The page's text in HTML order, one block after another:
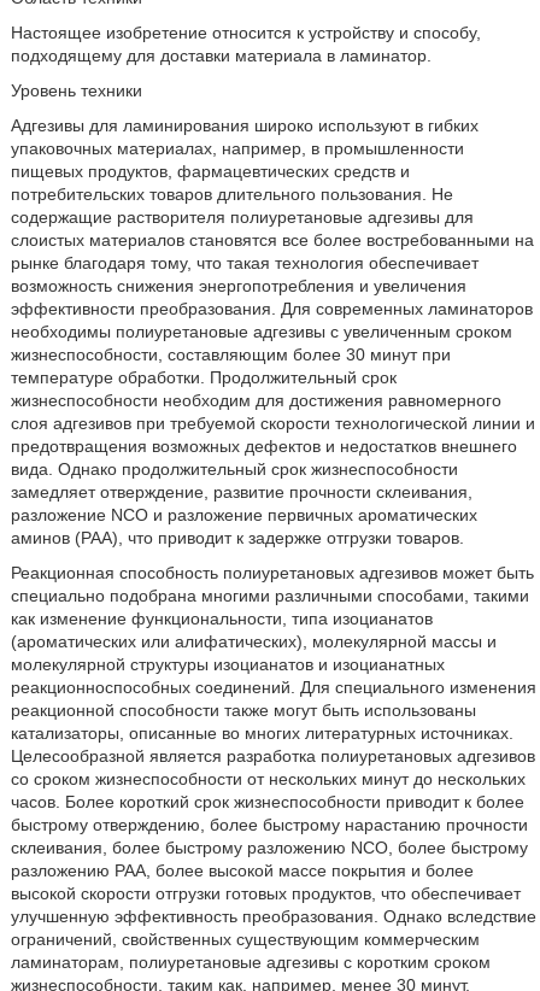
Настоящее изобретение относится к устройству и способу,
подходящему для доставки материала в ламинатор.
Уровень техники
Адгезивы для ламинирования широко используют в гибких
упаковочных материалах, например, в промышленности
пищевых продуктов, фармацевтических средств и
потребительских товаров длительного пользования. Не
содержащие растворителя полиуретановые адгезивы для
слоистых материалов становятся все более востребованными на
рынке благодаря тому, что такая технология обеспечивает
возможность снижения энергопотребления и увеличения
эффективности преобразования. Для современных ламинаторов
необходимы полиуретановые адгезивы с увеличенным сроком
жизнеспособности, составляющим более 30 минут при
температуре обработки. Продолжительный срок
жизнеспособности необходим для достижения равномерного
слоя адгезивов при требуемой скорости технологической линии и
предотвращения возможных дефектов и недостатков внешнего
вида. Однако продолжительный срок жизнеспособности
замедляет отверждение, развитие прочности склеивания,
разложение NCO и разложение первичных ароматических
аминов (РАА), что приводит к задержке отгрузки товаров.
Реакционная способность полиуретановых адгезивов может быть
специально подобрана многими различными способами, такими
как изменение функциональности, типа изоцианатов
(ароматических или алифатических), молекулярной массы и
молекулярной структуры изоцианатов и изоцианатных
реакционноспособных соединений. Для специального изменения
реакционной способности также могут быть использованы
катализаторы, описанные во многих литературных источниках.
Целесообразной является разработка полиуретановых адгезивов
со сроком жизнеспособности от нескольких минут до нескольких
часов. Более короткий срок жизнеспособности приводит к более
быстрому отверждению, более быстрому нарастанию прочности
склеивания, более быстрому разложению NCO, более быстрому
разложению РАА, более высокой массе покрытия и более
высокой скорости отгрузки готовых продуктов, что обеспечивает
улучшенную эффективность преобразования. Однако вследствие
ограничений, свойственных существующим коммерческим
ламинаторам, полиуретановые адгезивы с коротким сроком
жизнеспособности, таким как, например, менее 30 минут,